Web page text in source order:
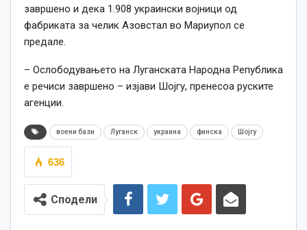
завршено и дека 1.908 украински војници од
фабриката за челик Азовстал во Мариупол се
предале.
– Ослободувањето на Луганската Народна Република
е речиси завршено – изјави Шојгу, пренесоа руските
агенции.
воени бази Луганск украина финска Шојгу
636
Сподели